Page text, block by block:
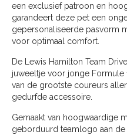
een exclusief patroon en
garandeert deze pet een
gepersonaliseerde pasvorm
voor optimaal comfort.
De Lewis Hamilton Team
juweeltje voor jonge Formule
van de grootste coureurs
gedurfde accessoire.
Gemaakt van hoogwaardige
geborduurd teamlogo aan